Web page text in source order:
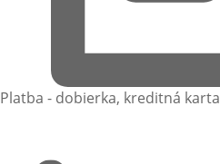
Platba - dobierka, kreditná karta